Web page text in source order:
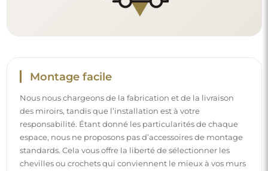
Nettoyage et entretien
Pour maintenir un éclat optimal, il suffit d’un chiffon en
microfibre et d’eau chaude. Si vous optez pour des
produits spécifiques, veillez à ce qu’ils aient un pH neutre